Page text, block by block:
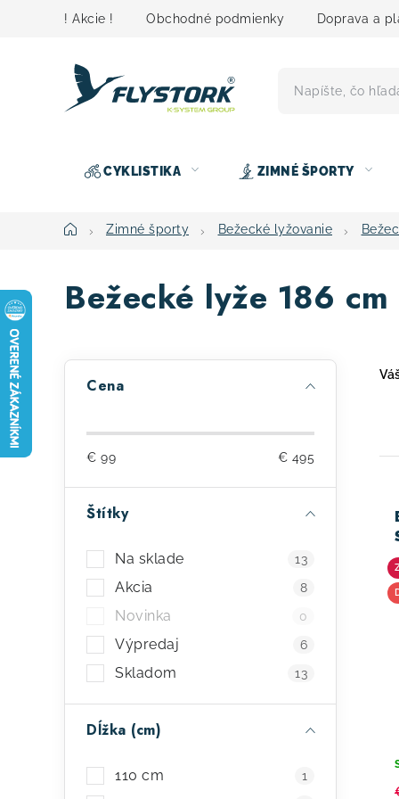
! Akcie ! Obchodné podmienky Doprava a
CYKLISTIKA ZIMNÉ ŠPORTY
DomovZimné športy Bežecké lyžovanie
Bežecké lyže 186 cm
B
n
Cena
€ 99 € 495
Štítky
Na sklade 13
Akcia 8
Novinka 0
Výpredaj 6
Skladom 13
Dĺžka (cm)
110 cm 1
ý
p
o
d